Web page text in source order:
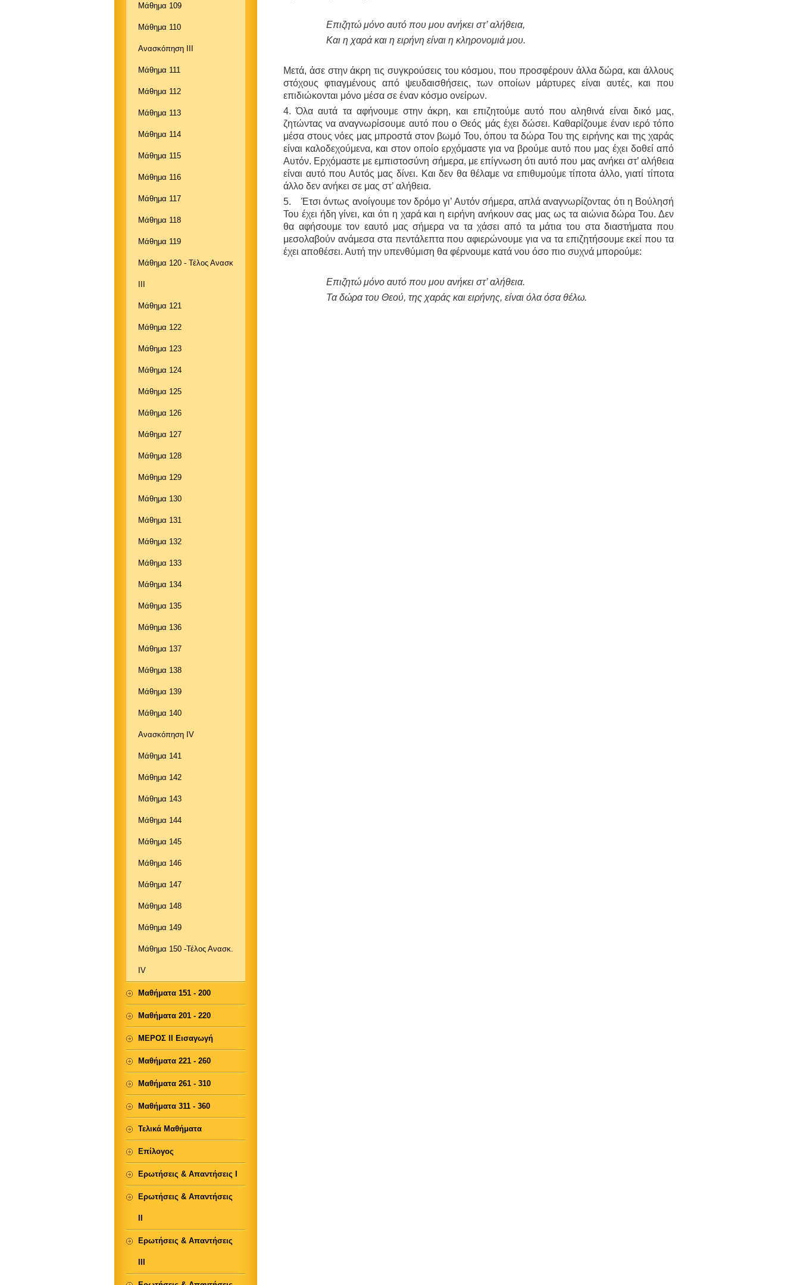
Επιζητώ μόνο αυτό που μου ανήκει στ’ αλήθεια,
Και η χαρά και η ειρήνη είναι η κληρονομιά μου.
Μετά, άσε στην άκρη τις συγκρούσεις του κόσμου, που προσφέρουν άλλα δώρα, και άλλους
στόχους φτιαγμένους από ψευδαισθήσεις, των οποίων μάρτυρες είναι αυτές, και που
επιδιώκονται μόνο μέσα σε έναν κόσμο ονείρων.
4. Όλα αυτά τα αφήνουμε στην άκρη, και επιζητούμε αυτό που αληθινά είναι δικό μας,
ζητώντας να αναγνωρίσουμε αυτό που ο Θεός μάς έχει δώσει. Καθαρίζουμε έναν ιερό τόπο
μέσα στους νόες μας μπροστά στον βωμό Του, όπου τα δώρα Του της ειρήνης και της χαράς
είναι καλοδεχούμενα, και στον οποίο ερχόμαστε για να βρούμε αυτό που μας έχει δοθεί από
Αυτόν. Ερχόμαστε με εμπιστοσύνη σήμερα, με επίγνωση ότι αυτό που μας ανήκει στ’ αλήθεια
είναι αυτό που Αυτός μας δίνει. Και δεν θα θέλαμε να επιθυμούμε τίποτα άλλο, γιατί τίποτα
άλλο δεν ανήκει σε μας στ’ αλήθεια.
5. Έτσι όντως ανοίγουμε τον δρόμο γι’ Αυτόν σήμερα, απλά αναγνωρίζοντας ότι η Βούλησή
Του έχει ήδη γίνει, και ότι η χαρά και η ειρήνη ανήκουν σας μας ως τα αιώνια δώρα Του. Δεν
θα αφήσουμε τον εαυτό μας σήμερα να τα χάσει από τα μάτια του στα διαστήματα που
μεσολαβούν ανάμεσα στα πεντάλεπτα που αφιερώνουμε για να τα επιζητήσουμε εκεί που τα
έχει αποθέσει. Αυτή την υπενθύμιση θα φέρνουμε κατά νου όσο πιο συχνά μπορούμε:
Επιζητώ μόνο αυτό που μου ανήκει στ’ αλήθεια.
Τα δώρα του Θεού, της χαράς και ειρήνης, είναι όλα όσα θέλω.
Μάθημα 109
Μάθημα 110
Ανασκόπηση ΙΙΙ
Μάθημα 111
Μάθημα 112
Μάθημα 113
Μάθημα 114
Μάθημα 115
Μάθημα 116
Μάθημα 117
Μάθημα 118
Μάθημα 119
Μάθημα 120 - Τέλος Ανασκ
Μάθημα 121
Μάθημα 122
Μάθημα 123
Μάθημα 124
Μάθημα 125
Μάθημα 126
Μάθημα 127
Μάθημα 128
Μάθημα 129
Μάθημα 130
Μάθημα 131
Μάθημα 132
Μάθημα 133
Μάθημα 134
Μάθημα 135
Μάθημα 136
Μάθημα 137
Μάθημα 138
Μάθημα 139
Μάθημα 140
Aνασκόπηση IV
Μάθημα 141
Μάθημα 142
Μάθημα 143
Μάθημα 144
Μάθημα 145
Μάθημα 146
Μάθημα 147
Μάθημα 148
Μάθημα 149
Μάθημα 150 -Τέλος Ανασκ.
IV
Μαθήματα 151 - 200
Μαθήματα 201 - 220
ΜΕΡΟΣ ΙΙ Εισαγωγή
Μαθήματα 221 - 260
Μαθήματα 261 - 310
Μαθήματα 311 - 360
Τελικά Μαθήματα
Επίλογος
Ερωτήσεις & Απαντήσεις Ι
Ερωτήσεις & Απαντήσεις
Ερωτήσεις & Απαντήσεις